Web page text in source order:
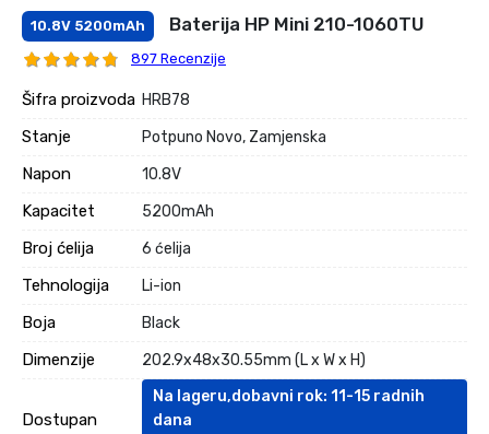
10.8V 5200mAh Baterija HP Mini 210-1060TU
897 Recenzije
Šifra proizvoda HRB78
Stanje Potpuno Novo, Zamjenska
Napon 10.8V
Kapacitet 5200mAh
Broj ćelija 6 ćelija
Tehnologija Li-ion
Boja Black
Dimenzije 202.9x48x30.55mm (L x W x H)
Dostupan
Na lageru,dobavni rok: 11-15 radnih
dana